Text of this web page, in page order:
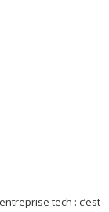
tech : c’est